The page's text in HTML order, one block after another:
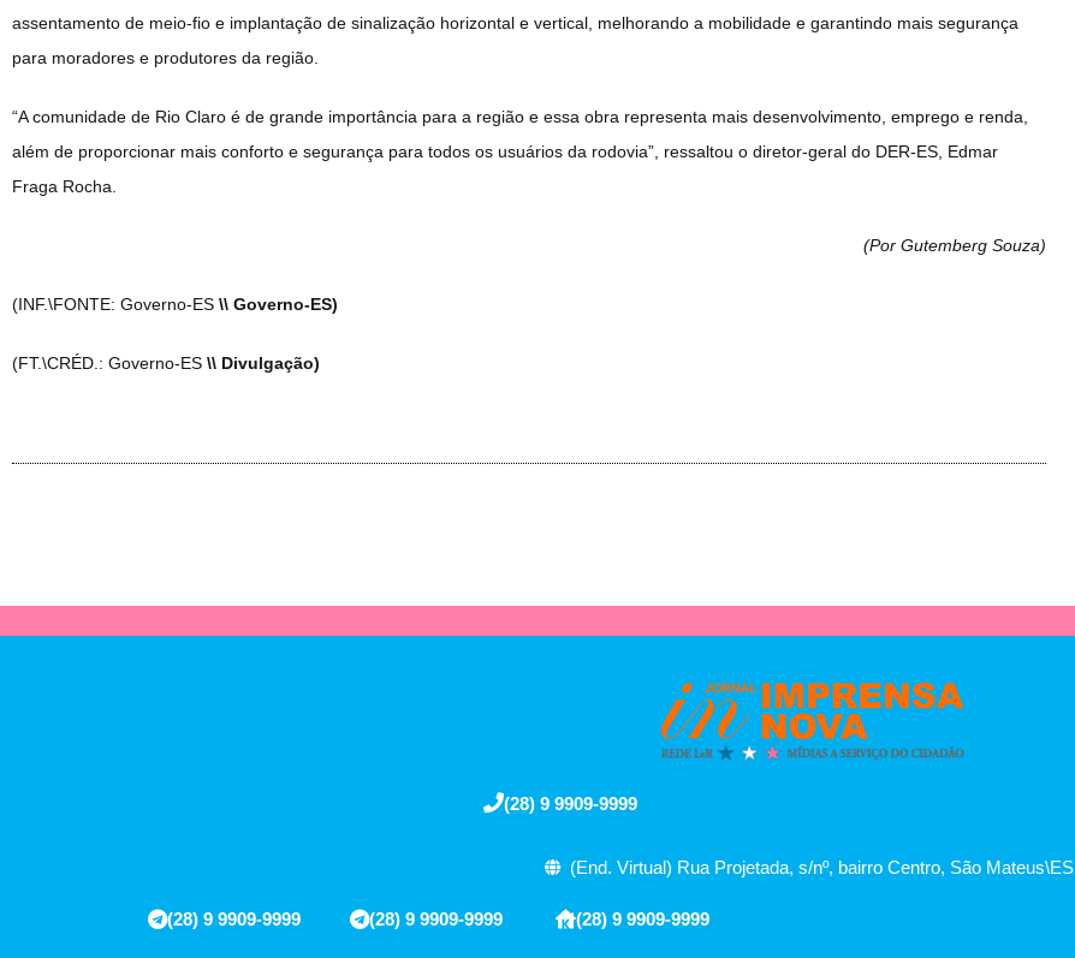
assentamento de meio-fio e implantação de sinalização horizontal e vertical, melhorando a mobilidade e garantindo mais segurança
para moradores e produtores da região.
“A comunidade de Rio Claro é de grande importância para a região e essa obra representa mais desenvolvimento, emprego e renda,
além de proporcionar mais conforto e segurança para todos os usuários da rodovia”, ressaltou o diretor-geral do DER-ES, Edmar
Fraga Rocha.
(Por Gutemberg Souza)
(INF.\FONTE: Governo-ES \\ Governo-ES)
(FT.\CRÉD.: Governo-ES \\ Divulgação)
(28) 9 9909-9999
(End. Virtual) Rua Projetada, s/nº, bairro Centro, São Mateus\ES
(28) 9 9909-9999 (28) 9 9909-9999 (28) 9 9909-9999